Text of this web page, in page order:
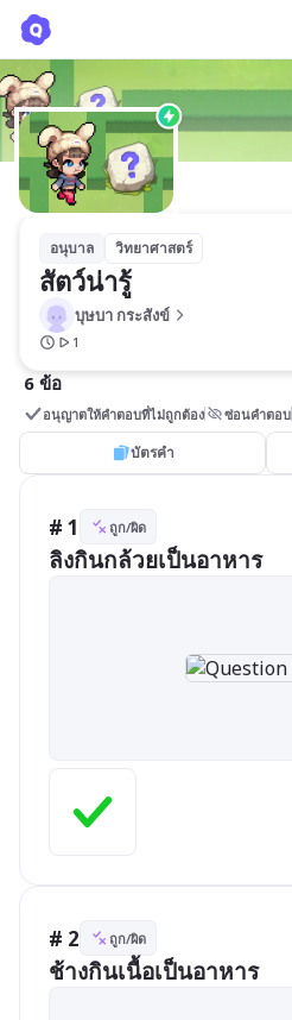
อนุบาล วิทยาศาสตร์
สัตว์น่ารู้
บุษบา กระสังข์
1
6 ข้อ
อนุญาตให้คำตอบที่ไม่ถูกต้อง ซ่อนคำตอบ
บัตรคำ
# 1 ถูก/ผิด
ลิงกินกล้วยเป็นอาหาร
# 2 ถูก/ผิด
ช้างกินเนื้อเป็นอาหาร